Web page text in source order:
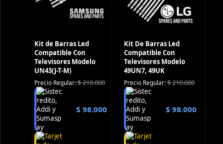
Kit de Barras Led
Compatible Con
Televisores Modelo
UN43(J-T-M)
Precio Regular:$210.000
$ 98.000
Kit De Barras Led
Compatible Con
Televisores Modelo
49UN7, 49UK
Precio Regular:$210.000
$ 98.000